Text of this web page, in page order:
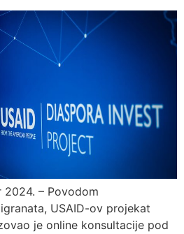
2024. – Povodom
USAID-ov projekat
je online konsultacije pod